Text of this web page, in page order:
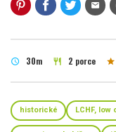
mail
schedule 30m restaurant 2 porce star
historické LCHF, low